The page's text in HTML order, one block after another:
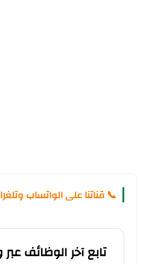
📞 قناتنا على الواتساب
تابع آخر الوظائف